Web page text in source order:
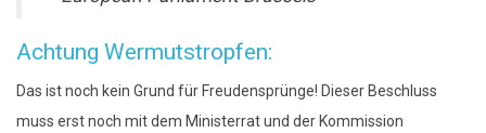
Achtung Wermutstropfen:
Das ist noch kein Grund für Freudensprünge! Dieser Beschluss
muss erst noch mit dem Ministerrat und der Kommission